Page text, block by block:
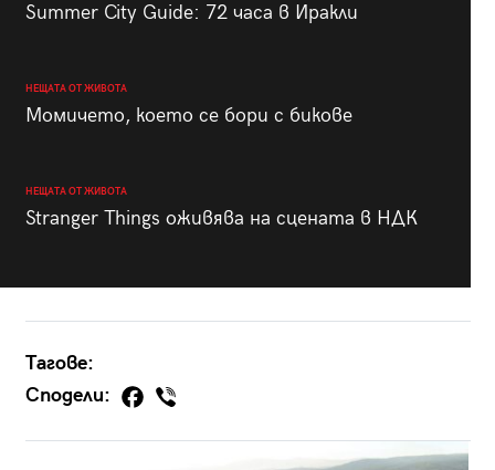
Summer City Guide: 72 часа в Иракли
НЕЩАТА ОТ ЖИВОТА
Момичето, което се бори с бикове
НЕЩАТА ОТ ЖИВОТА
Stranger Things оживява на сцената в НДК
Тагове:
Сподели: